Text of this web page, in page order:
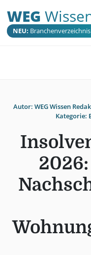
WEG
NEU:
Autor: WEG Wissen
Kategorie: